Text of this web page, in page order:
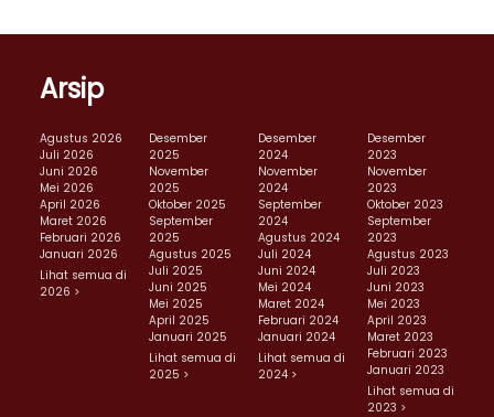
Arsip
Agustus 2026
Juli 2026
Juni 2026
Mei 2026
April 2026
Maret 2026
Februari 2026
Januari 2026
Lihat semua di
2026 >
Desember
2025
November
2025
Oktober 2025
September
2025
Agustus 2025
Juli 2025
Juni 2025
Mei 2025
April 2025
Januari 2025
Lihat semua di
2025 >
Desember
2024
November
2024
September
2024
Agustus 2024
Juli 2024
Juni 2024
Mei 2024
Maret 2024
Februari 2024
Januari 2024
Lihat semua di
2024 >
Desember
2023
November
2023
Oktober 2023
September
2023
Agustus 2023
Juli 2023
Juni 2023
Mei 2023
April 2023
Maret 2023
Februari 2023
Januari 2023
Lihat semua di
2023 >